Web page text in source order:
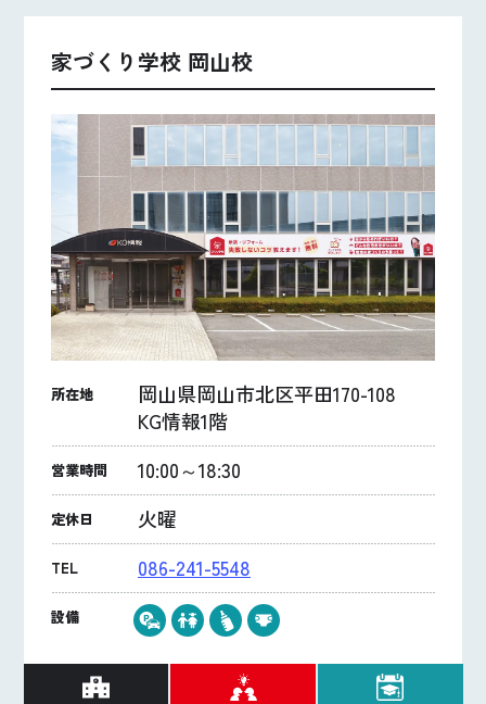
家づくり学校 岡山校
所在地
岡山県岡山市北区平田170-108
KG情報1階
営業時間 10:00～18:30
定休日 火曜
TEL 086-241-5548
設備